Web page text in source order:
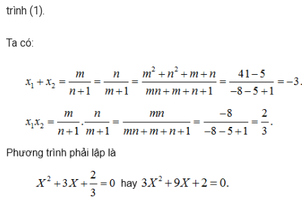
trình (1).
Ta có: